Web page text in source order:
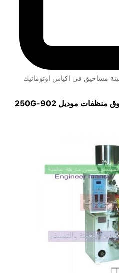
مساحيق في اكياس اوتوماتيك
منظفات موديل 902-250G